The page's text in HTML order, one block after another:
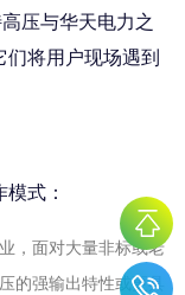
压与华天电力之
将用户现场遇到
式：
，面对大量非标或老
的强输出特性或更具